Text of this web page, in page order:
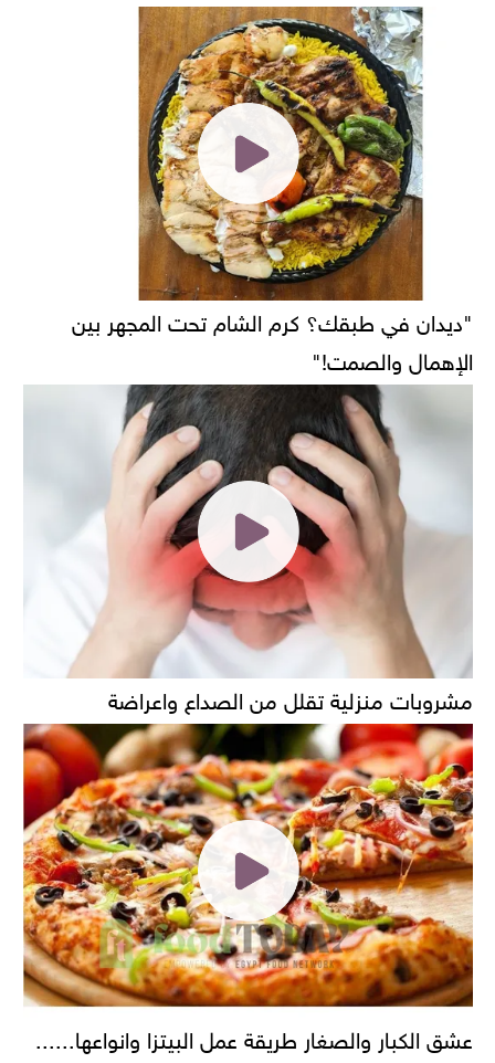
"ديدان في طبقك؟ كرم الشام تحت المجهر بين
الإهمال والصمت!"
مشروبات منزلية تقلل من الصداع واعراضة
عشق الكبار والصغار طريقة عمل البيتزا وانواعها......